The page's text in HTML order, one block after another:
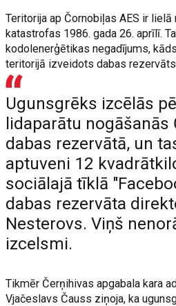
Teritorija ap Čornobiļas AES ir
katastrofas 1986. gada 26. aprīlī.
kodolenerģētikas negadījums,
teritorijā izveidots dabas
Ugunsgrēks izcēlās
lidaparātu nogāšanās
dabas rezervātā, un
aptuveni 12
sociālajā tīklā
dabas rezervāta
Nesterovs. Viņš
izcelsmi.
Tikmēr Čerņihivas apgabala kara
Vjačeslavs Čauss ziņoja, ka